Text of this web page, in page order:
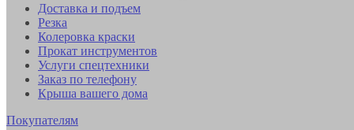
Доставка и подъем
Резка
Колеровка краски
Прокат инструментов
Услуги спецтехники
Заказ по телефону
Крыша вашего дома
Покупателям